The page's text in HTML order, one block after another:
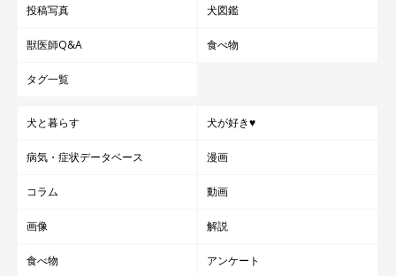
投稿写真 犬図鑑
獣医師Q&A 食べ物
タグ一覧
犬と暮らす 犬が好き♥
病気・症状データベース 漫画
コラム 動画
画像 解説
食べ物 アンケート